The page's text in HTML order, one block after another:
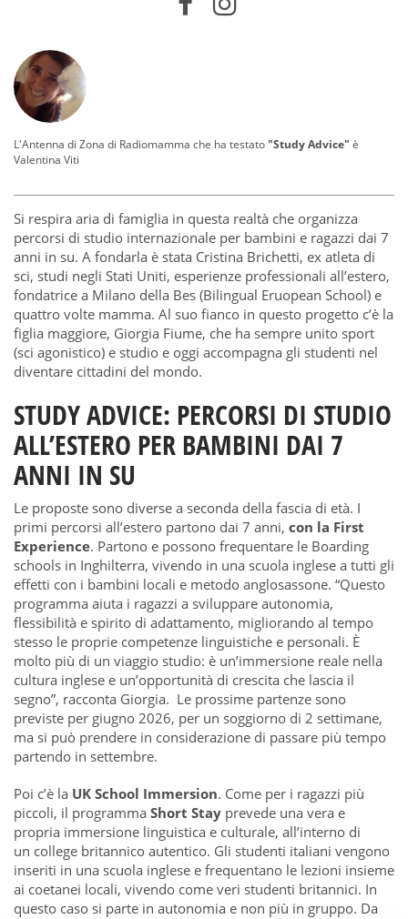
L'Antenna di Zona di Radiomamma che ha testato"Study Advice" è
Valentina Viti
Si respira aria di famiglia in questa realtà che organizza
percorsi di studio internazionale per bambini e ragazzi dai 7
anni in su. A fondarla è stata Cristina Brichetti, ex atleta di
sci, studi negli Stati Uniti, esperienze professionali all’estero,
fondatrice a Milano della Bes (Bilingual Eruopean School) e
quattro volte mamma. Al suo fianco in questo progetto c’è la
figlia maggiore, Giorgia Fiume, che ha sempre unito sport
(sci agonistico) e studio e oggi accompagna gli studenti nel
diventare cittadini del mondo.
STUDY ADVICE: PERCORSI DI STUDIO
ALL’ESTERO PER BAMBINI DAI 7
ANNI IN SU
Le proposte sono diverse a seconda della fascia di età. I
primi percorsi all’estero partono dai 7 anni, con la First
Experience. Partono e possono frequentare le Boarding
schools in Inghilterra, vivendo in una scuola inglese a tutti gli
effetti con i bambini locali e metodo anglosassone. “Questo
programma aiuta i ragazzi a sviluppare autonomia,
flessibilità e spirito di adattamento, migliorando al tempo
stesso le proprie competenze linguistiche e personali. È
molto più di un viaggio studio: è un’immersione reale nella
cultura inglese e un’opportunità di crescita che lascia il
segno”, racconta Giorgia. Le prossime partenze sono
previste per giugno 2026, per un soggiorno di 2 settimane,
ma si può prendere in considerazione di passare più tempo
partendo in settembre.
Poi c’è la UK School Immersion. Come per i ragazzi più
piccoli, il programma Short Stay prevede una vera e
propria immersione linguistica e culturale, all’interno di
un college britannico autentico. Gli studenti italiani vengono
inseriti in una scuola inglese e frequentano le lezioni insieme
ai coetanei locali, vivendo come veri studenti britannici. In
questo caso si parte in autonomia e non più in gruppo. Da